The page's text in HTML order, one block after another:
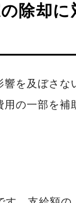
除却
を及ぼさな
の一部を